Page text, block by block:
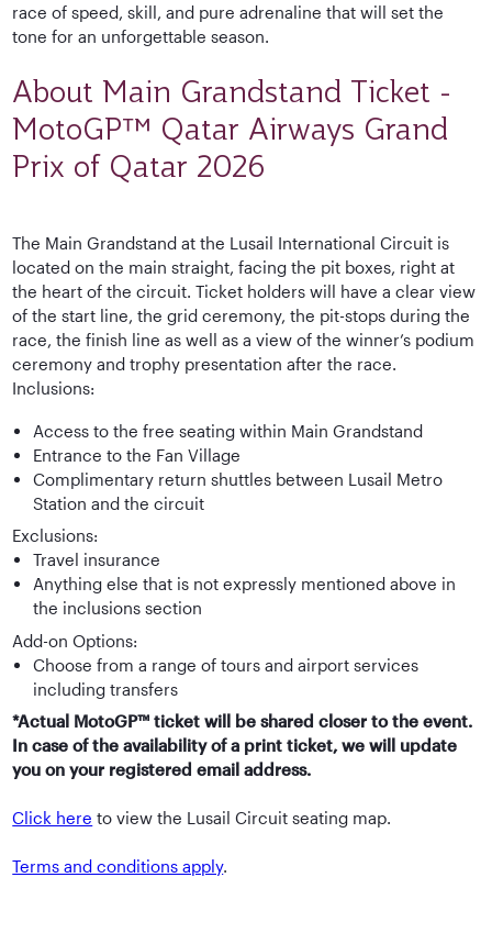
race of speed, skill, and pure adrenaline that will set the
tone for an unforgettable season.
About Main Grandstand Ticket -
MotoGP™ Qatar Airways Grand
Prix of Qatar 2026
The Main Grandstand at the Lusail International Circuit is
located on the main straight, facing the pit boxes, right at
the heart of the circuit. Ticket holders will have a clear view
of the start line, the grid ceremony, the pit-stops during the
race, the finish line as well as a view of the winner’s podium
ceremony and trophy presentation after the race.
Inclusions:
Access to the free seating within Main Grandstand
Entrance to the Fan Village
Complimentary return shuttles between Lusail Metro
Station and the circuit
Exclusions:
Travel insurance
Anything else that is not expressly mentioned above in
the inclusions section
Add-on Options:
Choose from a range of tours and airport services
including transfers
*Actual MotoGP™ ticket will be shared closer to the event.
In case of the availability of a print ticket, we will update
you on your registered email address.
Click here to view the Lusail Circuit seating map.
Terms and conditions apply.